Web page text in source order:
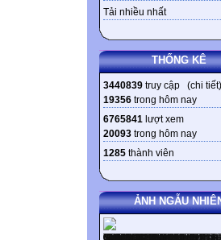
Tải nhiều nhất
THỐNG KÊ
3440839 truy cập (chi tiết)
19356 trong hôm nay
6765841 lượt xem
20093 trong hôm nay
1285 thành viên
ẢNH NGẪU